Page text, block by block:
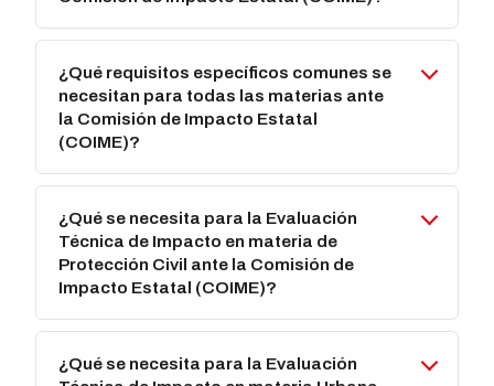
¿Qué requisitos específicos comunes se
necesitan para todas las materias ante
la Comisión de Impacto Estatal
(COIME)?
¿Qué se necesita para la Evaluación
Técnica de Impacto en materia de
Protección Civil ante la Comisión de
Impacto Estatal (COIME)?
¿Qué se necesita para la Evaluación